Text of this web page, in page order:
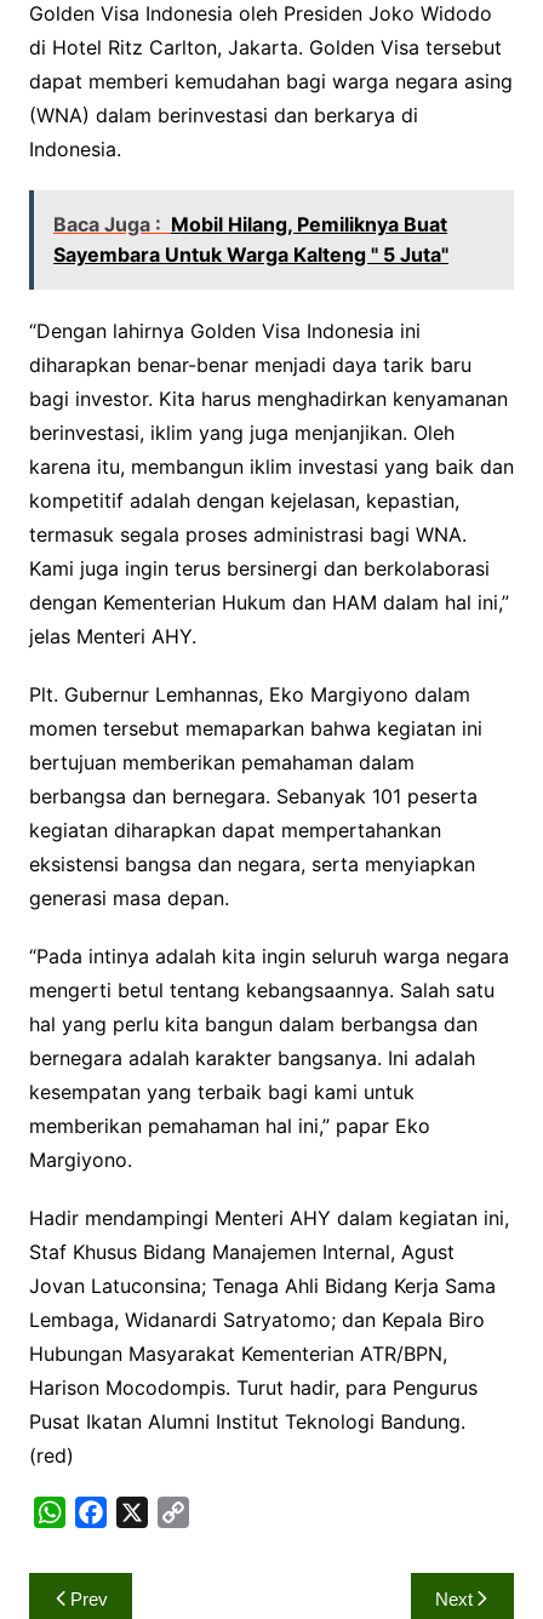
Golden Visa Indonesia oleh Presiden Joko Widodo
di Hotel Ritz Carlton, Jakarta. Golden Visa tersebut
dapat memberi kemudahan bagi warga negara asing
(WNA) dalam berinvestasi dan berkarya di
Indonesia.
Baca Juga : Mobil Hilang, Pemiliknya Buat
Sayembara Untuk Warga Kalteng " 5 Juta"
“Dengan lahirnya Golden Visa Indonesia ini
diharapkan benar-benar menjadi daya tarik baru
bagi investor. Kita harus menghadirkan kenyamanan
berinvestasi, iklim yang juga menjanjikan. Oleh
karena itu, membangun iklim investasi yang baik dan
kompetitif adalah dengan kejelasan, kepastian,
termasuk segala proses administrasi bagi WNA.
Kami juga ingin terus bersinergi dan berkolaborasi
dengan Kementerian Hukum dan HAM dalam hal ini,”
jelas Menteri AHY.
Plt. Gubernur Lemhannas, Eko Margiyono dalam
momen tersebut memaparkan bahwa kegiatan ini
bertujuan memberikan pemahaman dalam
berbangsa dan bernegara. Sebanyak 101 peserta
kegiatan diharapkan dapat mempertahankan
eksistensi bangsa dan negara, serta menyiapkan
generasi masa depan.
“Pada intinya adalah kita ingin seluruh warga negara
mengerti betul tentang kebangsaannya. Salah satu
hal yang perlu kita bangun dalam berbangsa dan
bernegara adalah karakter bangsanya. Ini adalah
kesempatan yang terbaik bagi kami untuk
memberikan pemahaman hal ini,” papar Eko
Margiyono.
Hadir mendampingi Menteri AHY dalam kegiatan ini,
Staf Khusus Bidang Manajemen Internal, Agust
Jovan Latuconsina; Tenaga Ahli Bidang Kerja Sama
Lembaga, Widanardi Satryatomo; dan Kepala Biro
Hubungan Masyarakat Kementerian ATR/BPN,
Harison Mocodompis. Turut hadir, para Pengurus
Pusat Ikatan Alumni Institut Teknologi Bandung.
(red)
W
a
t
c
e
Navigasi
Prev Next